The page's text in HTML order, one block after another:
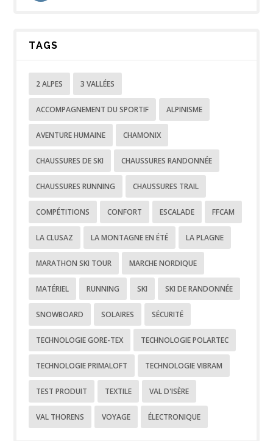
TAGS
2 ALPES 3 VALLÉES
ACCOMPAGNEMENT DU SPORTIF ALPINISME
AVENTURE HUMAINE CHAMONIX
CHAUSSURES DE SKI CHAUSSURES RANDONNÉE
CHAUSSURES RUNNING CHAUSSURES TRAIL
COMPÉTITIONS CONFORT ESCALADE FFCAM
LA CLUSAZ LA MONTAGNE EN ÉTÉ LA PLAGNE
MARATHON SKI TOUR MARCHE NORDIQUE
MATÉRIEL RUNNING SKI SKI DE RANDONNÉE
SNOWBOARD SOLAIRES SÉCURITÉ
TECHNOLOGIE GORE-TEX TECHNOLOGIE POLARTEC
TECHNOLOGIE PRIMALOFT TECHNOLOGIE VIBRAM
TEST PRODUIT TEXTILE VAL D'ISÈRE
VAL THORENS VOYAGE ÉLECTRONIQUE